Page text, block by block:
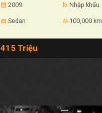
calendar_month 2009 emoji_flags Nhập khẩu
directions_car Sedan edit_road 100,000 km
415 Triệu